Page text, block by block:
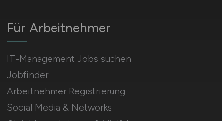
Für Arbeitnehmer
IT-Management Jobs suchen
Jobfinder
Arbeitnehmer Registrierung
Social Media & Networks